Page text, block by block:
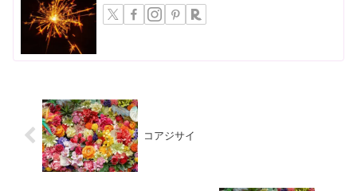
コアジサイ